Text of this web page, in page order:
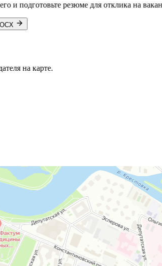
и подготовьте резюме для отклика на
на карте.